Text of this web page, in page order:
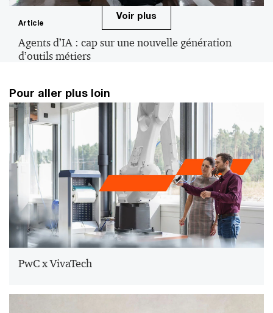
Article
Agents d’IA : cap sur une nouvelle génération
d’outils métiers
Voir plus
Pour aller plus loin
PwC x VivaTech